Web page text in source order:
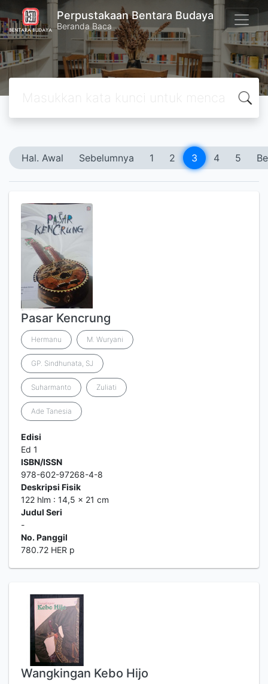
Perpustakaan Bentara Budaya
Beranda Baca
Hal. Awal Sebelumnya 1 2 3 4 5
Pasar Kencrung
Hermanu M. Wuryani
GP. Sindhunata, SJ
Suharmanto Zuliati
Ade Tanesia
Edisi
Ed 1
ISBN/ISSN
978-602-97268-4-8
Deskripsi Fisik
122 hlm : 14,5 x 21 cm
Judul Seri
-
No. Panggil
780.72 HER p
Wangkingan Kebo Hijo